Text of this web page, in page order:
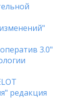
3.0"
редакция